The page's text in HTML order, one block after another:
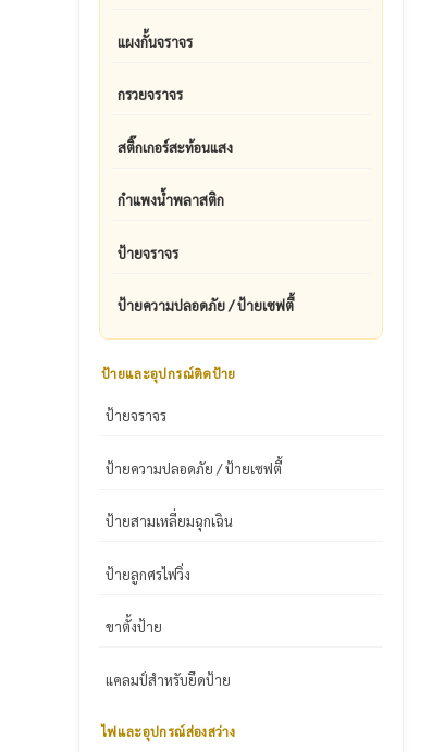
แผงกั้นจราจร
กรวยจราจร
สติ๊กเกอร์สะท้อนแสง
กำแพงน้ำพลาสติก
ป้ายจราจร
ป้ายความปลอดภัย / ป้ายเซฟตี้
ป้ายและอุปกรณ์ติดป้าย
ป้ายจราจร
ป้ายความปลอดภัย / ป้ายเซฟตี้
ป้ายสามเหลี่ยมฉุกเฉิน
ป้ายลูกศรไฟวิ่ง
ขาตั้งป้าย
แคลมป์สำหรับยึดป้าย
ไฟและอุปกรณ์ส่องสว่าง